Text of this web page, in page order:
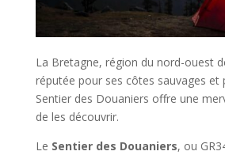
La Bretagne, région du nord-ouest
réputée pour ses côtes sauvages et
Sentier des Douaniers offre une
de les découvrir.
Le Sentier des Douaniers, ou